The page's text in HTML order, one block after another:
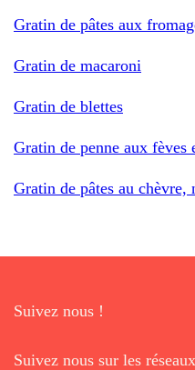
Gratin de pâtes aux
Gratin de macaroni
Gratin de blettes
Gratin de penne aux fèves
Gratin de pâtes au chèvre,
Suivez nous !
Suivez nous sur les